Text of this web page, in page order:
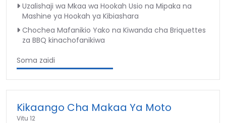
Uzalishaji wa Mkaa wa Hookah Usio na Mipaka na
Mashine ya Hookah ya Kibiashara
Chochea Mafanikio Yako na Kiwanda cha Briquettes
za BBQ kinachofanikiwa
Soma zaidi
Kikaango Cha Makaa Ya Moto
Vitu 12